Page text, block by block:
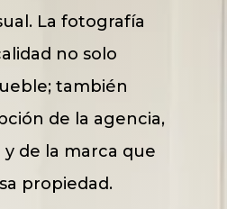
La fotografía
no solo
también
de la agencia,
de la marca que
propiedad.